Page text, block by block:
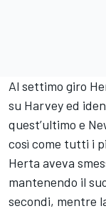
Al settimo giro
su Harvey ed
quest’ultimo e
così come tutti i
Herta aveva
mantenendo il
secondi, mentre